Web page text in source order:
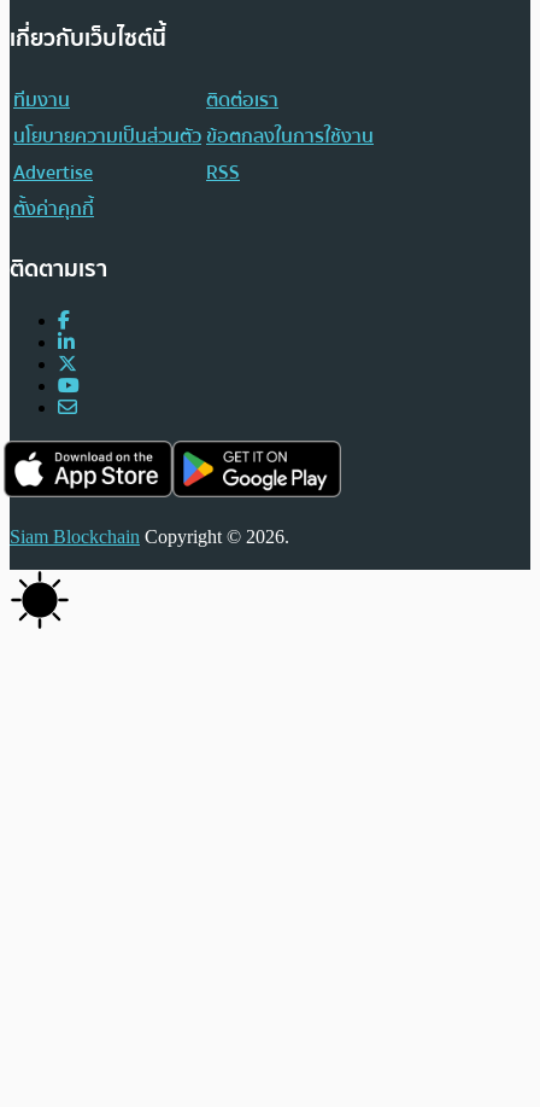
เกี่ยวกับเว็บไซต์นี้
ทีมงาน
ติดต่อเรา
นโยบายความเป็นส่วนตัวข้อตกลงในการใช้งาน
Advertise
RSS
ตั้งค่าคุกกี้
ติดตามเรา
Siam Blockchain Copyright © 2026.